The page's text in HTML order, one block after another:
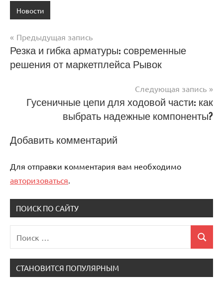
Новости
Навигация
по
Предыдущая запись
Резка и гибка арматуры: современные
решения от маркетплейса Рывок
Следующая запись
Гусеничные цепи для ходовой части: как
выбрать надежные компоненты?
Добавить комментарий
Для отправки комментария вам необходимо
авторизоваться.
ПОИСК ПО САЙТУ
для:
Поиск
СТАНОВИТСЯ ПОПУЛЯРНЫМ